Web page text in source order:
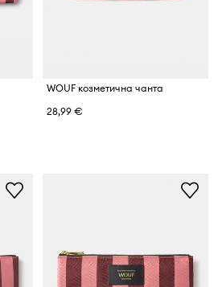
WOUF козметична чанта
28,99 €